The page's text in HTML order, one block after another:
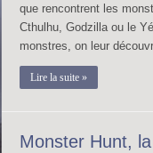
que rencontrent les
Cthulhu, Godzilla ou le
monstres, on leur
Lire la suite »
Monster Hunt,